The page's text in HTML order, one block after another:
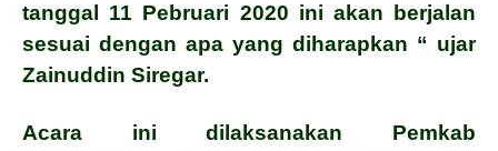
tanggal 11 Pebruari 2020 ini akan berjalan
sesuai dengan apa yang diharapkan “ ujar
Zainuddin Siregar.
Acara ini dilaksanakan Pemkab